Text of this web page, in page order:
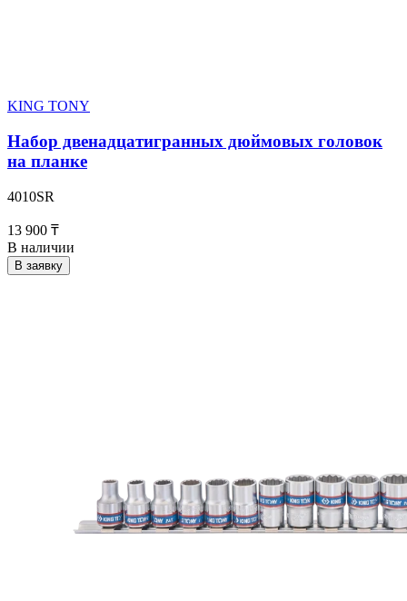
KING TONY
Набор двенадцатигранных дюймовых головок
на планке
4010SR
13 900 ₸
В наличии
В заявку